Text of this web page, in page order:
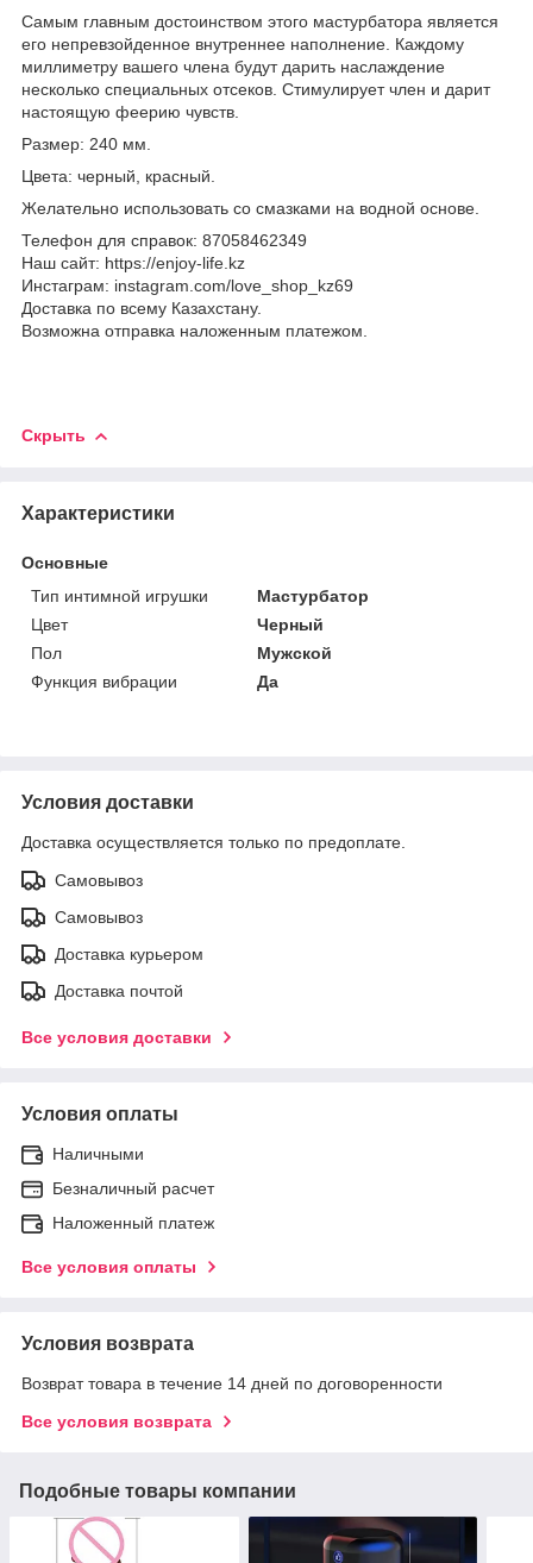
Самым главным достоинством этого мастурбатора является
его непревзойденное внутреннее наполнение. Каждому
миллиметру вашего члена будут дарить наслаждение
несколько специальных отсеков. Стимулирует член и дарит
настоящую феерию чувств.
Размер: 240 мм.
Цвета: черный, красный.
Желательно использовать со смазками на водной основе.
Телефон для справок: 87058462349
Наш сайт: https://enjoy-life.kz
Инстаграм: instagram.com/love_shop_kz69
Доставка по всему Казахстану.
Возможна отправка наложенным платежом.
Скрыть
Характеристики
Основные
Тип интимной игрушки
Мастурбатор
Цвет
Черный
Пол
Мужской
Функция вибрации
Да
Условия доставки
Доставка осуществляется только по предоплате.
Самовывоз
Самовывоз
Доставка курьером
Доставка почтой
Все условия доставки
Условия оплаты
Наличными
Безналичный расчет
Наложенный платеж
Все условия оплаты
Условия возврата
Возврат товара в течение 14 дней по договоренности
Все условия возврата
Подобные товары компании